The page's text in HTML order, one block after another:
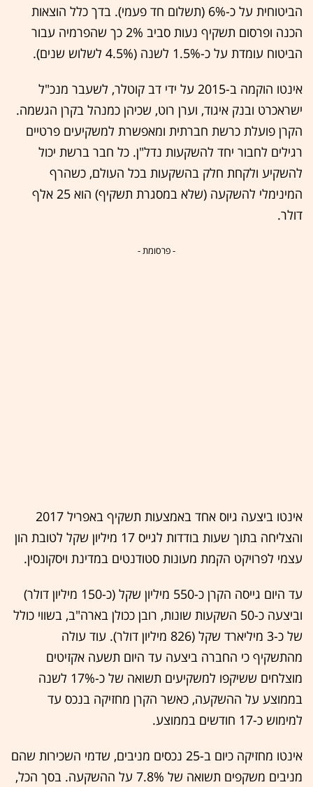
הביטוחית על כ-6% (תשלום חד פעמי). בדך כלל הוצאות
הכנה ופרסום תשקיף נעות סביב 2% כך שהפרמיה עבור
הביטוח עומדת על כ-1.5% לשנה (4.5% לשלוש שנים).
אינטו הוקמה ב-2015 על ידי דב קוטלר, לשעבר מנכ"ל
ישראכרט ובנק איגוד, וערן רוט, שכיהן כמנהל בקרן הגשמה.
הקרן פועלת כרשת חברתית ומאפשרת למשקיעים פרטיים
רגילים לחבור יחד להשקעות נדל"ן. כל חבר ברשת יכול
להשקיע ולקחת חלק בהשקעות בכל העולם, כשהרף
המינימלי להשקעה (שלא במסגרת תשקיף) הוא 25 אלף
דולר.
- פרסומת -
אינטו ביצעה גיוס אחד באמצעות תשקיף באפריל 2017
והצליחה בתוך שעות בודדות לגייס 17 מיליון שקל לטובת הון
עצמי לפרויקט הקמת מעונות סטודנטים במדינת ויסקונסין.
עד היום גייסה הקרן כ-550 מיליון שקל (כ-150 מיליון דולר)
וביצעה כ-50 השקעות שונות, רובן ככולן בארה"ב, בשווי כולל
של כ-3 מיליארד שקל (826 מיליון דולר). עוד עולה
מהתשקיף כי החברה ביצעה עד היום תשעה אקזיטים
מוצלחים ששיקפו למשקיעים תשואה של כ-17% לשנה
בממוצע על ההשקעה, כאשר הקרן מחזיקה בנכס עד
למימוש כ-17 חודשים בממוצע.
אינטו מחזיקה כיום ב-25 נכסים מניבים, שדמי השכירות שהם
מניבים משקפים תשואה של 7.8% על ההשקעה. בסך הכל,